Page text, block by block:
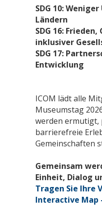
SDG 10:
Ländern
SDG 16:
inklusiver
SDG 17:
Entwicklung
ICOM lädt alle
Museumstag
werden ermutigt,
barrierefreie
Gemeinschaften
Gemeinsam
Einheit, Dialog
Tragen Sie Ihre
Interactive Map